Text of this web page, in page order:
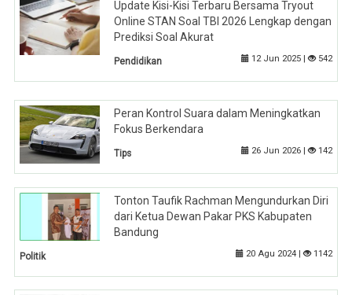
Update Kisi-Kisi Terbaru Bersama Tryout
Online STAN Soal TBI 2026 Lengkap dengan
Prediksi Soal Akurat
Pendidikan 12 Jun 2025 | 542
Peran Kontrol Suara dalam Meningkatkan
Fokus Berkendara
Tips 26 Jun 2026 | 142
Tonton Taufik Rachman Mengundurkan Diri
dari Ketua Dewan Pakar PKS Kabupaten
Bandung
Politik 20 Agu 2024 | 1142